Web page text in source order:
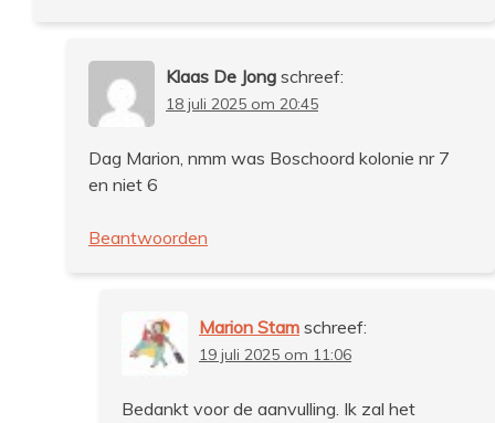
Klaas De Jong schreef:
18 juli 2025 om 20:45
Dag Marion, nmm was Boschoord kolonie nr 7
en niet 6
Beantwoorden
Marion Stam schreef:
19 juli 2025 om 11:06
Bedankt voor de aanvulling. Ik zal het